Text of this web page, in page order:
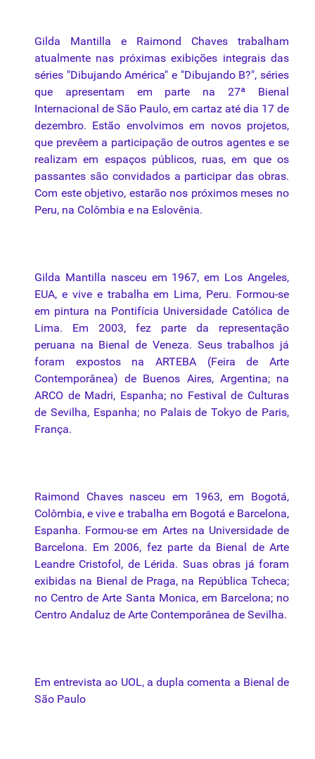
Gilda Mantilla e Raimond Chaves trabalham
atualmente nas próximas exibições integrais das
séries "Dibujando América" e "Dibujando B?", séries
que apresentam em parte na 27ª Bienal
Internacional de São Paulo, em cartaz até dia 17 de
dezembro. Estão envolvimos em novos projetos,
que prevêem a participação de outros agentes e se
realizam em espaços públicos, ruas, em que os
passantes são convidados a participar das obras.
Com este objetivo, estarão nos próximos meses no
Peru, na Colômbia e na Eslovênia.
Gilda Mantilla nasceu em 1967, em Los Angeles,
EUA, e vive e trabalha em Lima, Peru. Formou-se
em pintura na Pontifícia Universidade Católica de
Lima. Em 2003, fez parte da representação
peruana na Bienal de Veneza. Seus trabalhos já
foram expostos na ARTEBA (Feira de Arte
Contemporânea) de Buenos Aires, Argentina; na
ARCO de Madri, Espanha; no Festival de Culturas
de Sevilha, Espanha; no Palais de Tokyo de Paris,
França.
Raimond Chaves nasceu em 1963, em Bogotá,
Colômbia, e vive e trabalha em Bogotá e Barcelona,
Espanha. Formou-se em Artes na Universidade de
Barcelona. Em 2006, fez parte da Bienal de Arte
Leandre Cristofol, de Lérida. Suas obras já foram
exibidas na Bienal de Praga, na República Tcheca;
no Centro de Arte Santa Monica, em Barcelona; no
Centro Andaluz de Arte Contemporânea de Sevilha.
Em entrevista ao UOL, a dupla comenta a Bienal de
São Paulo